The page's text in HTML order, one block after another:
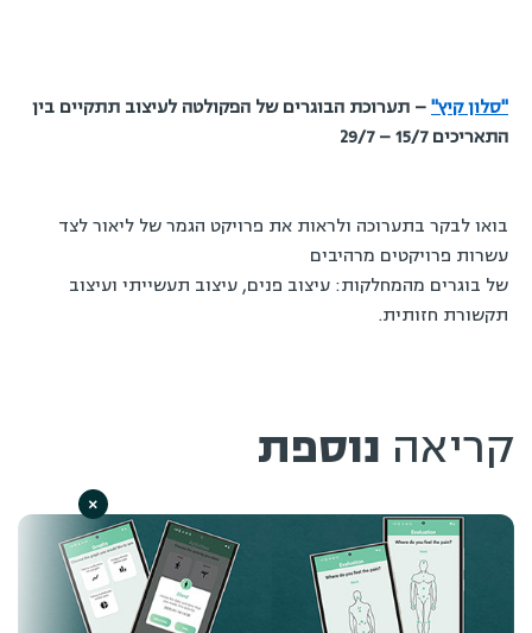
"סלון קיץ"– תערוכת הבוגרים של הפקולטה לעיצוב תתקיים בין
התאריכים 15/7 – 29/7
בואו לבקר בתערוכה ולראות את פרויקט הגמר של ליאור לצד
עשרות פרויקטים מרהיבים
של בוגרים מהמחלקות: עיצוב פנים, עיצוב תעשייתי ועיצוב
תקשורת חזותית.
קריאה נוספת
×